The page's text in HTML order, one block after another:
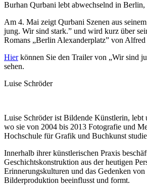
Burhan Qurbani lebt abwechselnd in
Am 4. Mai zeigt Qurbani Szenen aus
jung. Wir sind stark.” und wird kurz über
Romans „Berlin Alexanderplatz” von
Hierkönnen Sie den Trailer von „Wir sind
sehen.
Luise Schröder
Luise Schröder ist Bildende Künstlerin, lebt
wo sie von 2004 bis 2013 Fotografie und
Hochschule für Grafik und Buchkunst
Innerhalb ihrer künstlerischen Praxis
Geschichtskonstruktion aus der heutigen
Erinnerungskulturen und das Gedenken
Bilderproduktion beeinflusst und formt.